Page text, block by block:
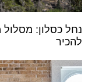
נחל כסלון:
להכיר